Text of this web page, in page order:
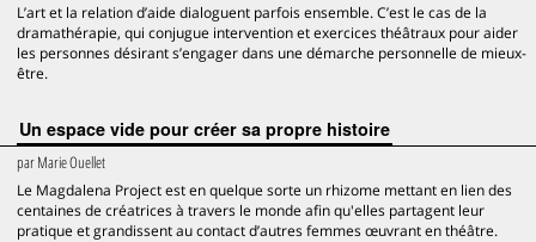
L’art et la relation d’aide dialoguent parfois ensemble. C’est le cas de la
dramathérapie, qui conjugue intervention et exercices théâtraux pour aider
les personnes désirant s’engager dans une démarche personnelle de mieux-
être.
Un espace vide pour créer sa propre histoire
parMarie Ouellet
Le Magdalena Project est en quelque sorte un rhizome mettant en lien des
centaines de créatrices à travers le monde afin qu'elles partagent leur
pratique et grandissent au contact d’autres femmes œuvrant en théâtre.